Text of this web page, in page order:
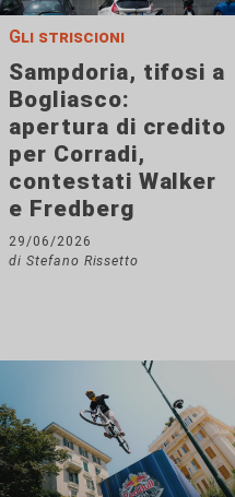
Gli striscioni
Sampdoria, tifosi a
Bogliasco:
apertura di credito
per Corradi,
contestati Walker
e Fredberg
29/06/2026
di Stefano Rissetto